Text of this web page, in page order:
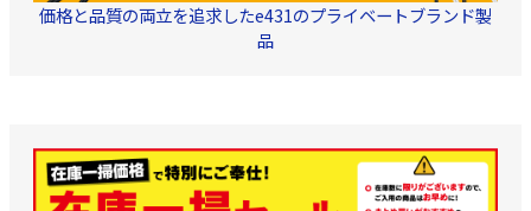
価格と品質の両立を追求したe431のプライベートブランド製
品